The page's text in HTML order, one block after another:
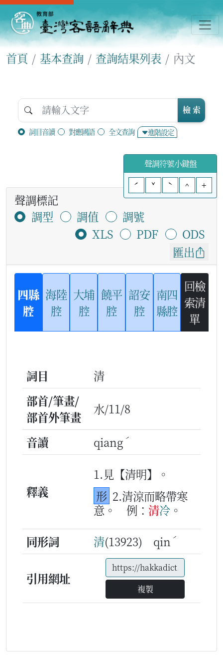
首頁 基本查詢 查詢結果列表 內文
詞目音讀 對應國語 全文查詢 進階設定
檢 索
聲調符號小鍵盤
ˊ
ˇ ˋ ^ +
聲調標記
調型
調值
調號
XLS
PDF
ODS
匯出
四縣
腔
海陸
腔
大埔
腔
饒平
腔
詔安
腔
南四
縣腔
回檢
索清
單
詞目
清
部首/筆畫/
部首外筆畫
水/11/8
音讀 qiang ˊ
釋義
1.見【清明】。
形 2.清涼而略帶寒
意。
例： 清冷 。
同形詞
清(13923) qin ˊ
引用網址
複製